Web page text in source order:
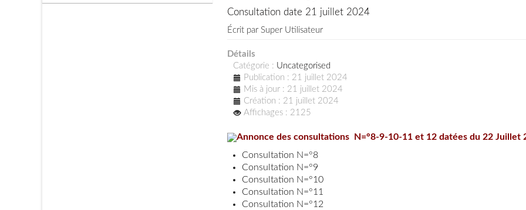
Consultation date 21 juillet 2024
Écrit par Super Utilisateur
Détails
Catégorie : Uncategorised
Publication : 21 juillet 2024
Mis à jour : 21 juillet 2024
Création : 21 juillet 2024
Affichages : 2125
Annonce des consultations N=°8-9-10-11 et 12 datées du 22 Juillet
Consultation N=°8
Consultation N=°9
Consultation N=°10
Consultation N=°11
Consultation N=°12